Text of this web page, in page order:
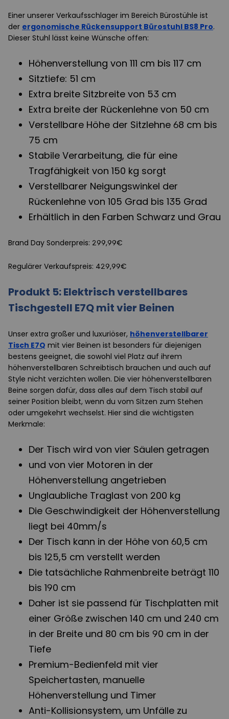
Einer unserer Verkaufsschlager im Bereich Bürostühle ist
der ergonomische Rückensupport Bürostuhl BS8 Pro.
Dieser Stuhl lässt keine Wünsche offen:
Höhenverstellung von 111 cm bis 117 cm
Sitztiefe: 51 cm
Extra breite Sitzbreite von 53 cm
Extra breite der Rückenlehne von 50 cm
Verstellbare Höhe der Sitzlehne 68 cm bis
75 cm
Stabile Verarbeitung, die für eine
Tragfähigkeit von 150 kg sorgt
Verstellbarer Neigungswinkel der
Rückenlehne von 105 Grad bis 135 Grad
Erhältlich in den Farben Schwarz und Grau
Brand Day Sonderpreis: 299,99€
Regulärer Verkaufspreis: 429,99€
Produkt 5: Elektrisch verstellbares
Tischgestell E7Q mit vier Beinen
Unser extra großer und luxuriöser, höhenverstellbarer
Tisch E7Q mit vier Beinen ist besonders für diejenigen
bestens geeignet, die sowohl viel Platz auf ihrem
höhenverstellbaren Schreibtisch brauchen und auch auf
Style nicht verzichten wollen. Die vier höhenverstellbaren
Beine sorgen dafür, dass alles auf dem Tisch stabil auf
seiner Position bleibt, wenn du vom Sitzen zum Stehen
oder umgekehrt wechselst. Hier sind die wichtigsten
Merkmale:
Der Tisch wird von vier Säulen getragen
und von vier Motoren in der
Höhenverstellung angetrieben
Unglaubliche Traglast von 200 kg
Die Geschwindigkeit der Höhenverstellung
liegt bei 40mm/s
Der Tisch kann in der Höhe von 60,5 cm
bis 125,5 cm verstellt werden
Die tatsächliche Rahmenbreite beträgt 110
bis 190 cm
Daher ist sie passend für Tischplatten mit
einer Größe zwischen 140 cm und 240 cm
in der Breite und 80 cm bis 90 cm in der
Tiefe
Premium-Bedienfeld mit vier
Speichertasten, manuelle
Höhenverstellung und Timer
Anti-Kollisionsystem, um Unfälle zu